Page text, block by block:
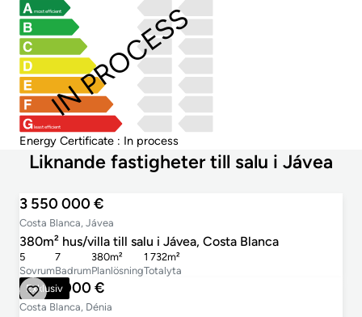
most efficient
least efficient
IN PROCESS
Energy Certificate : In process
Liknande fastigheter till salu i Jávea
3 550 000 €
Costa Blanca, Jávea
380m² hus/villa till salu i Jávea, Costa Blanca
Sovrum
5
Badrum
7
Planlösning
380m²
Totalyta
1 732m²
Exklusiv
2 800 000 €
Costa Blanca, Dénia